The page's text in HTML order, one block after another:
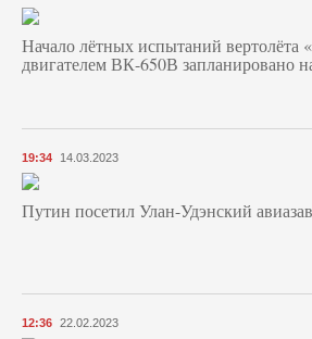
Начало лётных испытаний вертолёта
двигателем ВК-650В запланировано
19:34 14.03.2023
Путин посетил Улан-Удэнский
12:36 22.02.2023